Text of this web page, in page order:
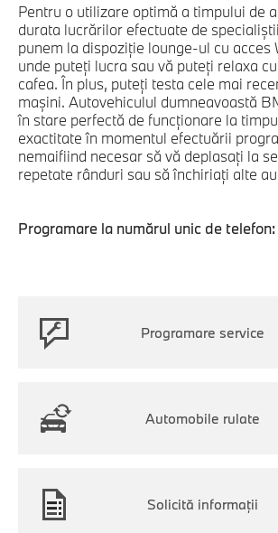
Pentru o utilizare optimă a timpului de
durata lucrărilor efectuate de
punem la dispoziție lounge-ul cu acces
unde puteți lucra sau vă puteţi relaxa
cafea. În plus, puteți testa cele mai
maşini. Autovehiculul dumneavoastă
în stare perfectă de funcţionare la
exactitate în momentul efectuării
nemaifiind necesar să vă deplasați la
repetate rânduri sau să închiriați alte
Programare la numărul unic de telefon:
Programare service
Automobile rulate
Solicită informaţii